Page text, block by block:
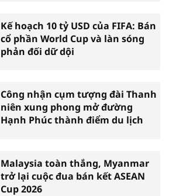
Kế hoạch 10 tỷ USD của FIFA: Bán
cổ phần World Cup và làn sóng
phản đối dữ dội
Công nhận cụm tượng đài Thanh
niên xung phong mở đường
Hạnh Phúc thành điểm du lịch
Malaysia toàn thắng, Myanmar
trở lại cuộc đua bán kết ASEAN
Cup 2026